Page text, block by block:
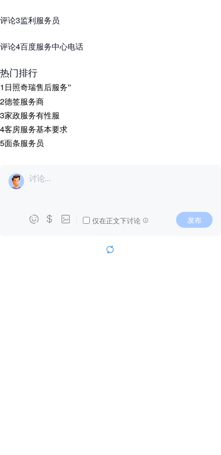
评论3监利服务员
评论4百度服务中心电话
热门排行
1 日照奇瑞售后服务”
2德签服务商
3家政服务有性服
4客房服务基本要求
5面条服务员
讨论...
   仅在正文下讨论 发布
